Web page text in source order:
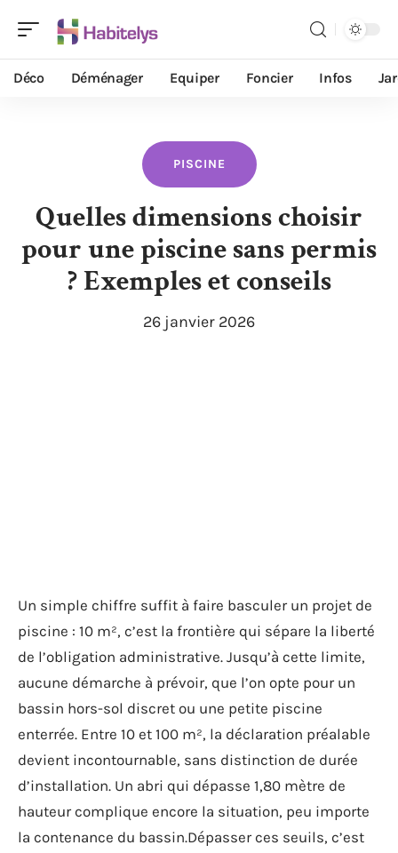
Déco Déménager Equiper Foncier Infos
PISCINE
Quelles dimensions choisir
pour une piscine sans permis
? Exemples et conseils
26 janvier 2026
Un simple chiffre suffit à faire basculer un projet de
piscine : 10 m², c’est la frontière qui sépare la liberté
de l’obligation administrative. Jusqu’à cette limite,
aucune démarche à prévoir, que l’on opte pour un
bassin hors-sol discret ou une petite piscine
enterrée. Entre 10 et 100 m², la déclaration préalable
devient incontournable, sans distinction de durée
d’installation. Un abri qui dépasse 1,80 mètre de
hauteur complique encore la situation, peu importe
la contenance du bassin.Dépasser ces seuils, c’est